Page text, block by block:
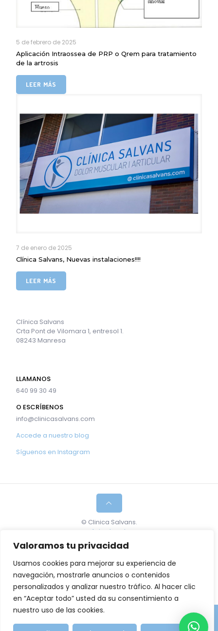
Valoramos tu privacidad
Usamos cookies para mejorar su experiencia de
navegación, mostrarle anuncios o contenidos
personalizados y analizar nuestro tráfico. Al hacer clic
en “Aceptar todo” usted da su consentimiento a
nuestro uso de las cookies.
5 de febrero de 2025
Aplicación Intraossea de PRP o Qrem para tratamiento
de la artrosis
LEER MÁS
7 de enero de 2025
Clínica Salvans, Nuevas instalaciones!!!!
LEER MÁS
Clínica Salvans
Crta Pont de Vilomara 1, entresol 1.
08243 Manresa
LLAMANOS
640 99 30 49
O ESCRÍBENOS
info@clinicasalvans.com
Accede a nuestro blog
Síguenos en Instagram
© Clinica Salvans.
Aviso legal
Política de cookies.
Tratamiento del Dolor y Medicina Regenerativa. Núm
de colegiada: 38395.
Pide cita